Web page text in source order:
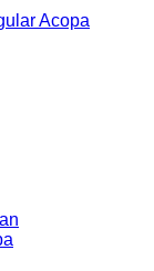
Acopa